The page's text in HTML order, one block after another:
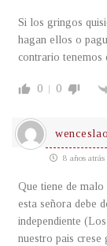
Si los gringos
hagan ellos o
contrario tenemos
0 0
8 años atrás
Que tiene de
esta señora debe
independiente
nuestro pais crese